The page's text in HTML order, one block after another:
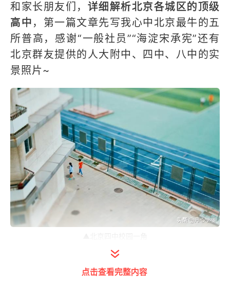
和家长朋友们， 详细解析北京各城区的顶级
高中 ，第一篇文章先写我心中北京最牛的五
所普高，感谢“一般社员”“海淀宋承宪”还有
北京群友提供的人大附中、四中、八中的实
景照片~
人大附中：网红神校
点击查看完整内容